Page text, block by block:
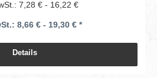
7,28 € - 16,22 €
8,66 € - 19,30 € *
Details